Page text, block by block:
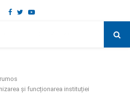
Facebook
TwitterYoutube
și funcționarea instituției